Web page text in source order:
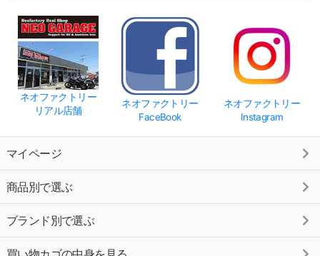
ネオファクトリー
リアル店舗
ネオファクトリー
FaceBook
ネオファクトリー
Instagram
マイページ
商品別で選ぶ
ブランド別で選ぶ